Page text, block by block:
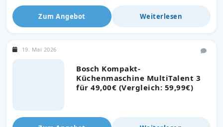
Zum Angebot Weiterlesen
Bosch Kompakt-
Küchenmaschine MultiTalent 3
für 49,00€ (Vergleich: 59,99€)
19. Mai 2026